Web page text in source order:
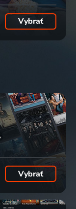
Vybrať
Vybrať